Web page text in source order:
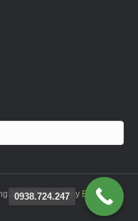
24/7 |Powered by Beaver
0938.724.247